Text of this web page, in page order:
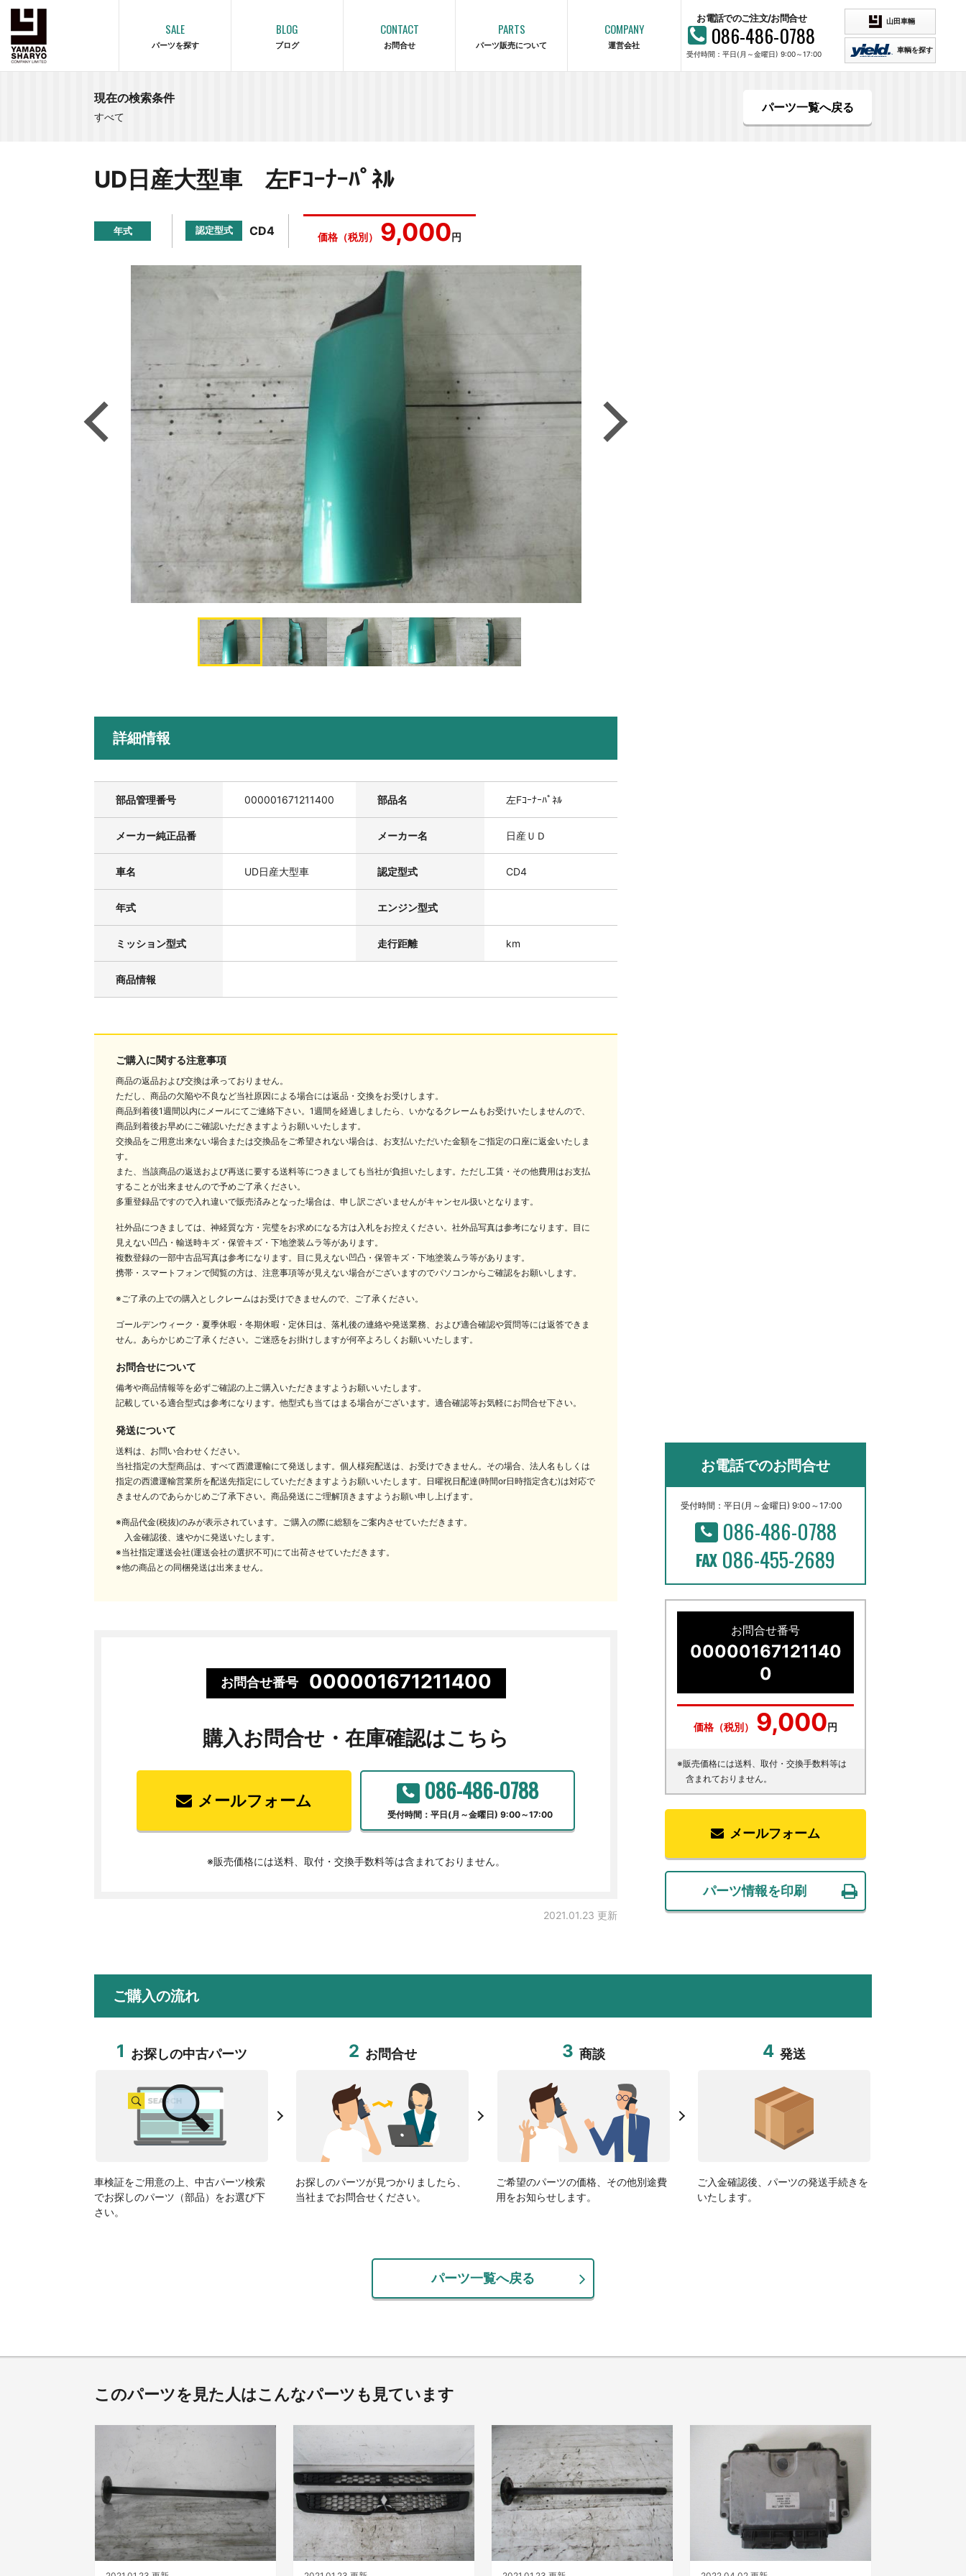
SALE
パーツを探す
BLOG
ブログ
CONTACT
お問合せ
PARTS
パーツ販売について
COMPANY
運営会社
お電話でのご注文/お問合せ
086-486-0788
受付時間：平日(月～金曜日) 9:00～17:00
山田車輛
車輌を探す
現在の検索条件
すべて
パーツ一覧へ戻る
UD日産大型車 左Fｺｰﾅｰﾊﾟﾈﾙ
年式 認定型式 CD4 価格（税別） 9,000円
詳細情報
部品管理番号 000001671211400 部品名 左Fｺｰﾅｰﾊﾟﾈﾙ
メーカー純正品番 メーカー名 日産ＵＤ
車名 UD日産大型車 認定型式 CD4
年式 エンジン型式
ミッション型式 走行距離 km
商品情報
ご購入に関する注意事項
商品の返品および交換は承っておりません。
ただし、商品の欠陥や不良など当社原因による場合には返品・交換をお受けします。
商品到着後1週間以内にメールにてご連絡下さい。1週間を経過しましたら、いかなるクレームもお受けいたしませんので、
商品到着後お早めにご確認いただきますようお願いいたします。
交換品をご用意出来ない場合または交換品をご希望されない場合は、お支払いただいた金額をご指定の口座に返金いたしま
す。
また、当該商品の返送および再送に要する送料等につきましても当社が負担いたします。ただし工賃・その他費用はお支払
することが出来ませんので予めご了承ください。
多重登録品ですので入れ違いで販売済みとなった場合は、申し訳ございませんがキャンセル扱いとなります。
社外品につきましては、神経質な方・完璧をお求めになる方は入札をお控えください。社外品写真は参考になります。目に
見えない凹凸・輸送時キズ・保管キズ・下地塗装ムラ等があります。
複数登録の一部中古品写真は参考になります。目に見えない凹凸・保管キズ・下地塗装ムラ等があります。
携帯・スマートフォンで閲覧の方は、注意事項等が見えない場合がございますのでパソコンからご確認をお願いします。
※ご了承の上での購入としクレームはお受けできませんので、ご了承ください。
ゴールデンウィーク・夏季休暇・冬期休暇・定休日は、落札後の連絡や発送業務、および適合確認や質問等には返答できま
せん。あらかじめご了承ください。ご迷惑をお掛けしますが何卒よろしくお願いいたします。
お問合せについて
備考や商品情報等を必ずご確認の上ご購入いただきますようお願いいたします。
記載している適合型式は参考になります。他型式も当てはまる場合がございます。適合確認等お気軽にお問合せ下さい。
発送について
送料は、お問い合わせください。
当社指定の大型商品は、すべて西濃運輸にて発送します。個人様宛配送は、お受けできません。その場合、法人名もしくは
指定の西濃運輸営業所を配送先指定にしていただきますようお願いいたします。日曜祝日配達(時間or日時指定含む)は対応で
きませんのであらかじめご了承下さい。商品発送にご理解頂きますようお願い申し上げます。
※商品代金(税抜)のみが表示されています。ご購入の際に総額をご案内させていただきます。
入金確認後、速やかに発送いたします。
※当社指定運送会社(運送会社の選択不可)にて出荷させていただきます。
※他の商品との同梱発送は出来ません。
お問合せ番号 000001671211400
購入お問合せ・ 在庫確認はこちら
メールフォーム 086-486-0788
受付時間：平日(月～金曜日) 9:00～17:00
※販売価格には送料、取付・交換手数料等は含まれておりません。
2021.01.23 更新
お電話でのお問合せ
受付時間：平日(月～金曜日) 9:00～17:00
086-486-0788
086-455-2689
お問合せ番号
00000167121140
0
価格（税別） 9,000円
※販売価格には送料、取付・交換手数料等は
含まれておりません。
メールフォーム
パーツ情報を印刷
ご購入の流れ
1 お探しの中古パーツ
車検証をご用意の上、中古パーツ検索
でお探しのパーツ（部品）をお選び下
さい。
2 お問合せ
お探しのパーツが見つかりましたら、
当社までお問合せください。
3 商談
ご希望のパーツの価格、その他別途費
用をお知らせします。
4 発送
ご入金確認後、パーツの発送手続きを
いたします。
パーツ一覧へ戻る
このパーツを見た人はこんなパーツも見ています